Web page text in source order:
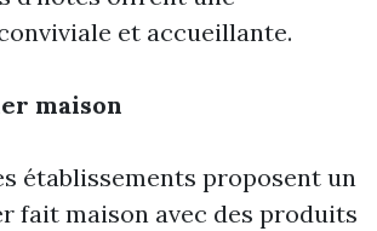
et accueillante.
maison
établissements proposent un
fait maison avec des produits